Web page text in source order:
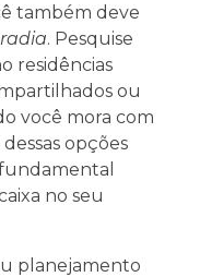
também deve
. Pesquise
residências
ou
você mora com
opções
no seu
planejamento